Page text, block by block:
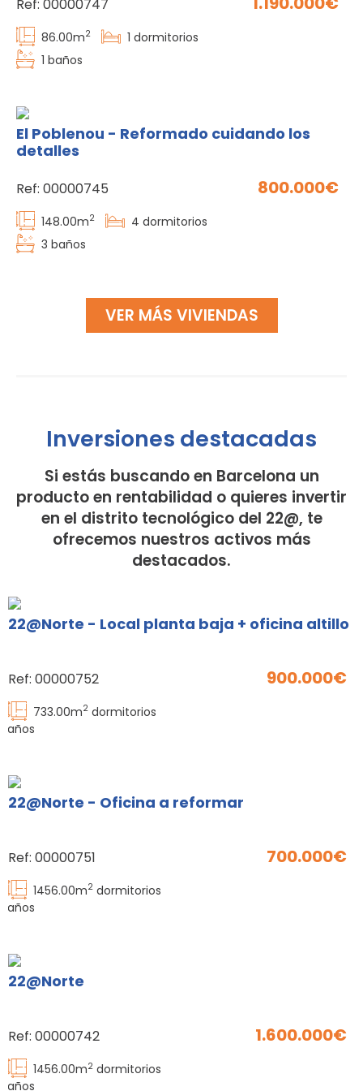
Ref: 00000747
86.00m2 1 dormitorios
1 baños
El Poblenou - Reformado cuidando los
detalles
Ref: 00000745 800.000
148.00m2 4 dormitorios
3 baños
VER MÁS VIVIENDAS
Inversiones destacadas
Si estás buscando en Barcelona un
producto en rentabilidad o quieres invertir
en el distrito tecnológico del 22@, te
ofrecemos nuestros activos más
destacados.
22@Norte - Local planta baja + oficina altillo
Ref: 00000752 900.000
733.00m2 dormitorios
baños
22@Norte - Oficina a reformar
Ref: 00000751 700.000
1456.00m2 dormitorios
baños
22@Norte
Ref: 00000742 1.600.000
1456.00m2 dormitorios
baños